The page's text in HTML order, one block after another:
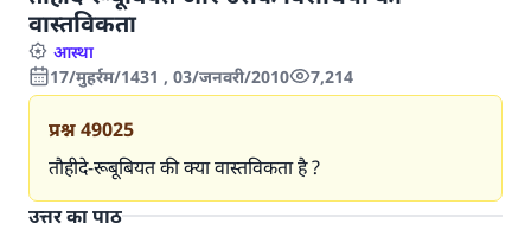
वास्तविकता
आस्था
17/मुहर्रम/1431 , 03/जनवरी/2010
7,214
प्रश्न49025
तौहीदे-रूबूबियत की क्या वास्तविकता है ?
उत्तर का पाठ